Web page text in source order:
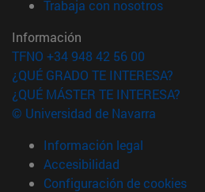
Trabaja con nosotros(abre
Información
TFNO +34 948 42 56 00
¿QUÉ GRADO TE INTERESA?
¿QUÉ MÁSTER TE INTERESA?
© Universidad de Navarra
Información legal
Accesibilidad
Configuración de cookies